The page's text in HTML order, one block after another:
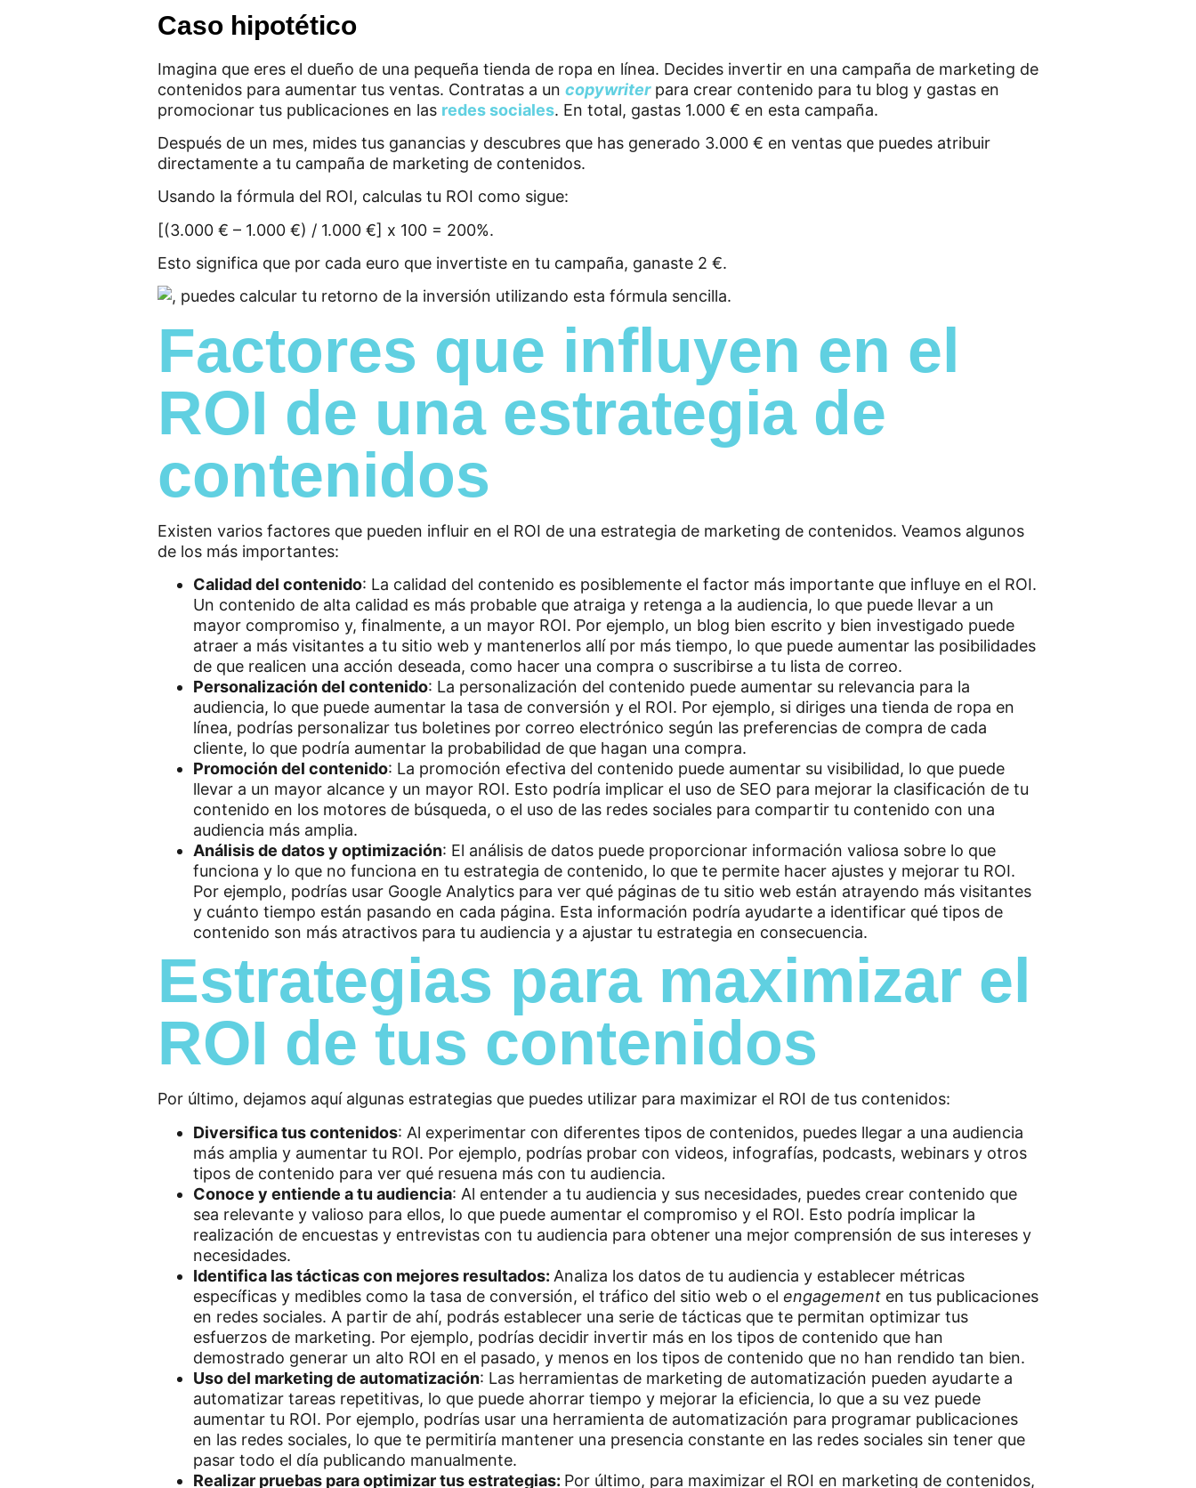
Caso hipotético
Imagina que eres el dueño de una pequeña tienda de ropa en línea. Decides invertir en una campaña de marketing de
contenidos para aumentar tus ventas. Contratas a un copywriterpara crear contenido para tu blog y gastas en
promocionar tus publicaciones en las redes sociales. En total, gastas 1.000 € en esta campaña.
Después de un mes, mides tus ganancias y descubres que has generado 3.000 € en ventas que puedes atribuir
directamente a tu campaña de marketing de contenidos.
Usando la fórmula del ROI, calculas tu ROI como sigue:
[(3.000 € – 1.000 €) / 1.000 €] x 100 = 200%.
Esto significa que por cada euro que invertiste en tu campaña, ganaste 2 €.
Factores que influyen en el
ROI de una estrategia de
contenidos
Existen varios factores que pueden influir en el ROI de una estrategia de marketing de contenidos. Veamos algunos
de los más importantes:
Calidad del contenido: La calidad del contenido es posiblemente el factor más importante que influye en el ROI.
Un contenido de alta calidad es más probable que atraiga y retenga a la audiencia, lo que puede llevar a un
mayor compromiso y, finalmente, a un mayor ROI. Por ejemplo, un blog bien escrito y bien investigado puede
atraer a más visitantes a tu sitio web y mantenerlos allí por más tiempo, lo que puede aumentar las posibilidades
de que realicen una acción deseada, como hacer una compra o suscribirse a tu lista de correo.
Personalización del contenido: La personalización del contenido puede aumentar su relevancia para la
audiencia, lo que puede aumentar la tasa de conversión y el ROI. Por ejemplo, si diriges una tienda de ropa en
línea, podrías personalizar tus boletines por correo electrónico según las preferencias de compra de cada
cliente, lo que podría aumentar la probabilidad de que hagan una compra.
Promoción del contenido: La promoción efectiva del contenido puede aumentar su visibilidad, lo que puede
llevar a un mayor alcance y un mayor ROI. Esto podría implicar el uso de SEO para mejorar la clasificación de tu
contenido en los motores de búsqueda, o el uso de las redes sociales para compartir tu contenido con una
audiencia más amplia.
Análisis de datos y optimización: El análisis de datos puede proporcionar información valiosa sobre lo que
funciona y lo que no funciona en tu estrategia de contenido, lo que te permite hacer ajustes y mejorar tu ROI.
Por ejemplo, podrías usar Google Analytics para ver qué páginas de tu sitio web están atrayendo más visitantes
y cuánto tiempo están pasando en cada página. Esta información podría ayudarte a identificar qué tipos de
contenido son más atractivos para tu audiencia y a ajustar tu estrategia en consecuencia.
Estrategias para maximizar el
ROI de tus contenidos
Por último, dejamos aquí algunas estrategias que puedes utilizar para maximizar el ROI de tus contenidos:
Diversifica tus contenidos: Al experimentar con diferentes tipos de contenidos, puedes llegar a una audiencia
más amplia y aumentar tu ROI. Por ejemplo, podrías probar con videos, infografías, podcasts, webinars y otros
tipos de contenido para ver qué resuena más con tu audiencia.
Conoce y entiende a tu audiencia: Al entender a tu audiencia y sus necesidades, puedes crear contenido que
sea relevante y valioso para ellos, lo que puede aumentar el compromiso y el ROI. Esto podría implicar la
realización de encuestas y entrevistas con tu audiencia para obtener una mejor comprensión de sus intereses y
necesidades.
Identifica las tácticas con mejores resultados: Analiza los datos de tu audiencia y establecer métricas
específicas y medibles como la tasa de conversión, el tráfico del sitio web o el engagement en tus publicaciones
en redes sociales. A partir de ahí, podrás establecer una serie de tácticas que te permitan optimizar tus
esfuerzos de marketing. Por ejemplo, podrías decidir invertir más en los tipos de contenido que han
demostrado generar un alto ROI en el pasado, y menos en los tipos de contenido que no han rendido tan bien.
Uso del marketing de automatización: Las herramientas de marketing de automatización pueden ayudarte a
automatizar tareas repetitivas, lo que puede ahorrar tiempo y mejorar la eficiencia, lo que a su vez puede
aumentar tu ROI. Por ejemplo, podrías usar una herramienta de automatización para programar publicaciones
en las redes sociales, lo que te permitiría mantener una presencia constante en las redes sociales sin tener que
pasar todo el día publicando manualmente.
Realizar pruebas para optimizar tus estrategias: Por último, para maximizar el ROI en marketing de contenidos,